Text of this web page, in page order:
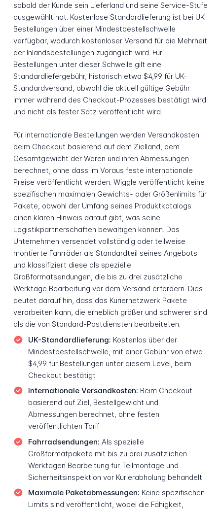
sobald der Kunde sein Lieferland und seine Service-Stufe
ausgewählt hat. Kostenlose Standardlieferung ist bei UK-
Bestellungen über einer Mindestbestellschwelle
verfügbar, wodurch kostenloser Versand für die Mehrheit
der Inlandsbestellungen zugänglich wird. Für
Bestellungen unter dieser Schwelle gilt eine
Standardliefergebühr, historisch etwa $4,99 für UK-
Standardversand, obwohl die aktuell gültige Gebühr
immer während des Checkout-Prozesses bestätigt wird
und nicht als fester Satz veröffentlicht wird.
Für internationale Bestellungen werden Versandkosten
beim Checkout basierend auf dem Zielland, dem
Gesamtgewicht der Waren und ihren Abmessungen
berechnet, ohne dass im Voraus feste internationale
Preise veröffentlicht werden. Wiggle veröffentlicht keine
spezifischen maximalen Gewichts- oder Größenlimits für
Pakete, obwohl der Umfang seines Produktkatalogs
einen klaren Hinweis darauf gibt, was seine
Logistikpartnerschaften bewältigen können. Das
Unternehmen versendet vollständig oder teilweise
montierte Fahrräder als Standardteil seines Angebots
und klassifiziert diese als spezielle
Großformatsendungen, die bis zu drei zusätzliche
Werktage Bearbeitung vor dem Versand erfordern. Dies
deutet darauf hin, dass das Kuriernetzwerk Pakete
verarbeiten kann, die erheblich größer und schwerer sind
als die von Standard-Postdiensten bearbeiteten.
UK-Standardlieferung: Kostenlos über der
Mindestbestellschwelle, mit einer Gebühr von etwa
$4,99 für Bestellungen unter diesem Level, beim
Checkout bestätigt
Internationale Versandkosten: Beim Checkout
basierend auf Ziel, Bestellgewicht und
Abmessungen berechnet, ohne festen
veröffentlichten Tarif
Fahrradsendungen: Als spezielle
Großformatpakete mit bis zu drei zusätzlichen
Werktagen Bearbeitung für Teilmontage und
Sicherheitsinspektion vor Kurierabholung behandelt
Maximale Paketabmessungen: Keine spezifischen
Limits sind veröffentlicht, wobei die Fähigkeit,